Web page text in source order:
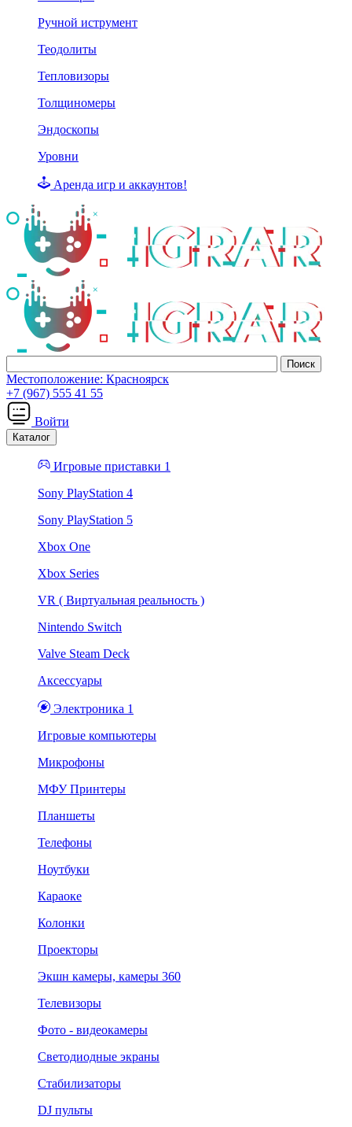
Ручной иструмент
Теодолиты
Тепловизоры
Толщиномеры
Эндоскопы
Уровни
Аренда игр и аккаунтов!
Местоположение: Красноярск
+7 (967) 555 41 55
Войти
Каталог
Игровые приставки 1
Sony PlayStation 4
Sony PlayStation 5
Xbox One
Xbox Series
VR ( Виртуальная реальность )
Nintendo Switch
Valve Steam Deck
Аксессуары
Электроника 1
Игровые компьютеры
Микрофоны
МФУ Принтеры
Планшеты
Телефоны
Ноутбуки
Караоке
Колонки
Проекторы
Экшн камеры, камеры 360
Телевизоры
Фото - видеокамеры
Светодиодные экраны
Стабилизаторы
DJ пульты